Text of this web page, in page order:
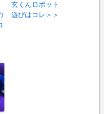
玄くんロボット
遊びはコレ＞＞